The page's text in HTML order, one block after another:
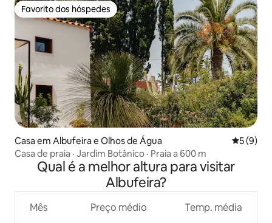
Favorito dos hóspedes
Favorito dos hóspedes
Casa em Albufeira e Olhos de Água
5 (9)
Casa de praia · Jardim Botânico · Praia a 600 m
Qual é a melhor altura para visitar
Albufeira?
Mês Preço médio Temp. média